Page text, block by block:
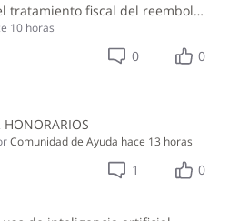
Consulta sobre el tratamiento fiscal del reembolso de alojamiento de Airbnb
10 horas
0 0
HONORARIOS
Comunidad de Ayuda hace 13 horas
1 0